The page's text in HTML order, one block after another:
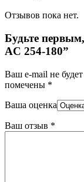
Отзывов пока нет.
Будьте
AC 254-180”
Ваш e-mail не
помечены *
Ваша оценка
Ваш отзыв *